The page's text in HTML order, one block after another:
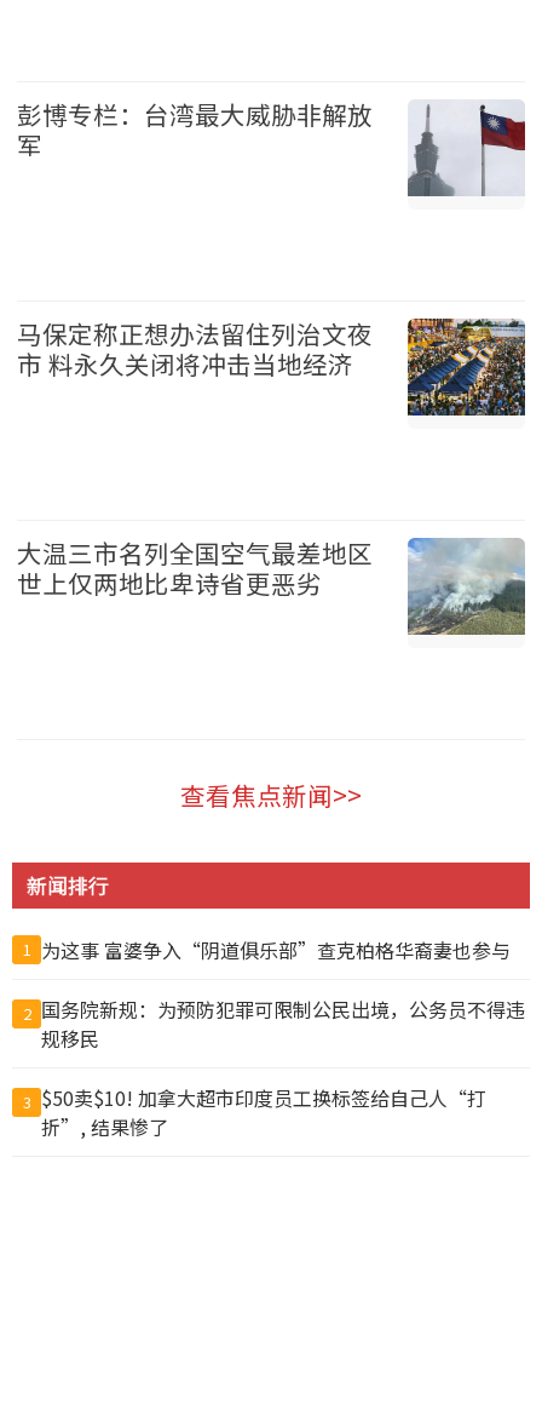
彭博专栏：台湾最大威胁非解放
军
马保定称正想办法留住列治文夜
市 料永久关闭将冲击当地经济
大温三市名列全国空气最差地区
世上仅两地比卑诗省更恶劣
查看焦点新闻>>
新闻排行
1 为这事 富婆争入“阴道俱乐部”查克柏格华裔妻也参与
2 国务院新规：为预防犯罪可限制公民出境，公务员不得违
规移民
3 $50卖$10! 加拿大超市印度员工换标签给自己人“打
折”, 结果惨了